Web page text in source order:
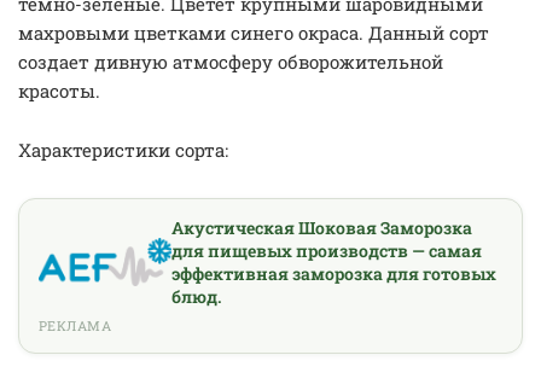
махровыми цветками синего окраса. Данный сорт
создает дивную атмосферу обворожительной
красоты.
Характеристики сорта:
Акустическая Шоковая Заморозка
для пищевых производств — самая
эффективная заморозка для готовых
блюд.
РЕКЛАМА